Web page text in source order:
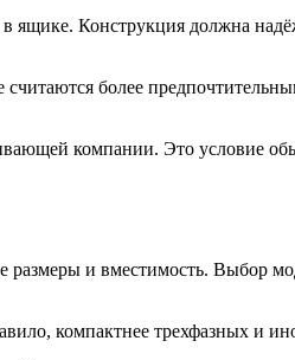
Конструкция должна
более
компании. Это условие
и вместимость. Выбор
компактнее трехфазных и